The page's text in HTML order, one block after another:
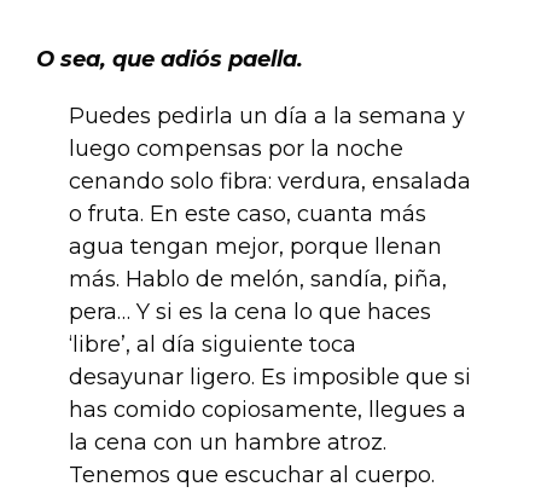
O sea, que adiós paella.
Puedes pedirla un día a la semana y
luego compensas por la noche
cenando solo fibra: verdura, ensalada
o fruta. En este caso, cuanta más
agua tengan mejor, porque llenan
más. Hablo de melón, sandía, piña,
pera… Y si es la cena lo que haces
‘libre’, al día siguiente toca
desayunar ligero. Es imposible que si
has comido copiosamente, llegues a
la cena con un hambre atroz.
Tenemos que escuchar al cuerpo.